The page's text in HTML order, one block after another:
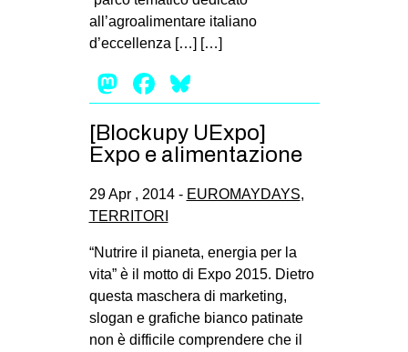
DIRITTO ALL’ABITARE
GENERI
MIGRAZIONI
PRECARIATO
REPRESSIONE
CULTURE
CINEMA
MANIFESTI
all’agroalimentare italiano
d’eccellenza […] […]
Mastodon
Facebook
[Blockupy UExpo]
Expo e alimentazione
29 Apr , 2014 - EUROMAYDAYS,
TERRITORI
“Nutrire il pianeta, energia per la
vita” è il motto di Expo 2015. Dietro
questa maschera di marketing,
slogan e grafiche bianco patinate
non è difficile comprendere che il